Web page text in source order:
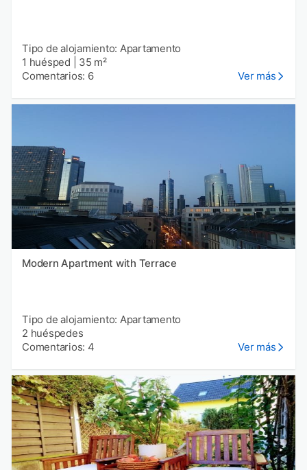
Tipo de alojamiento: Apartamento
1 huésped
35 m²
Comentarios: 6
Ver más
Modern Apartment with Terrace
Tipo de alojamiento: Apartamento
2 huéspedes
Comentarios: 4
Ver más